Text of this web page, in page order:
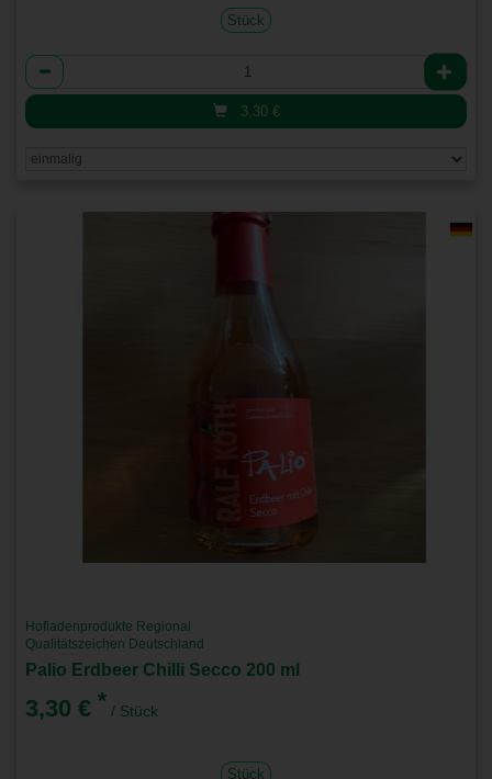
Stück
Anzahl
3,30 €
Hofladenprodukte Regional
Qualitätszeichen Deutschland
Palio Erdbeer Chilli Secco 200 ml
3,30 € * / Stück
Stück